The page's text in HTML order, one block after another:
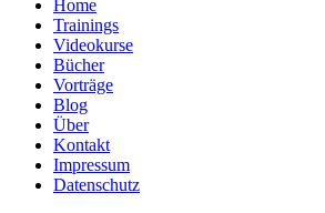
Home
Trainings
Videokurse
Bücher
Vorträge
Blog
Über
Kontakt
Impressum
Datenschutz